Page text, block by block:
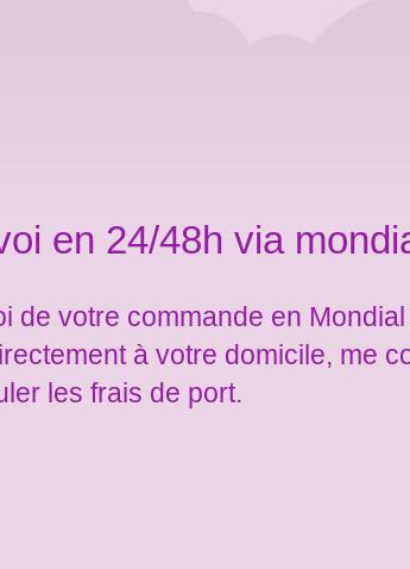
en 24/48h via
de votre commande en
à votre domicile, me
les frais de port.